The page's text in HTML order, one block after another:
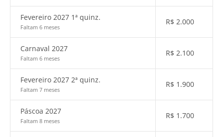
Fevereiro 2027 1ª quinz.
Faltam 6 meses
R$ 2.000
Carnaval 2027
Faltam 6 meses
R$ 2.100
Fevereiro 2027 2ª quinz.
Faltam 7 meses
R$ 1.900
Páscoa 2027
Faltam 8 meses
R$ 1.700